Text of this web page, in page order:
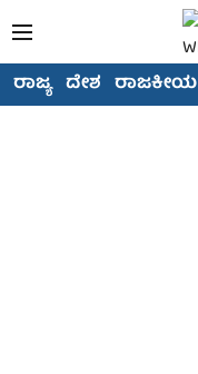
ರಾಜ್ಯ ದೇಶ ರಾಜಕೀಯ